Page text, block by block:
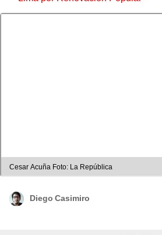
Cesar Acuña Foto: La República
Diego Casimiro